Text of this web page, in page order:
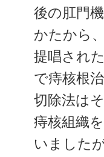
後の肛門
かたから
提唱され
で痔核根
切除法は
痔核組織
いました